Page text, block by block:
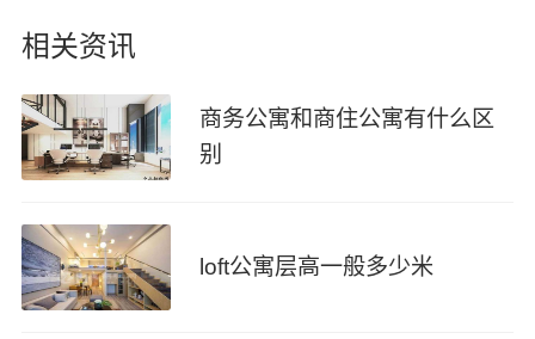
相关资讯
商务公寓和商住公寓有什么区
别
loft公寓层高一般多少米